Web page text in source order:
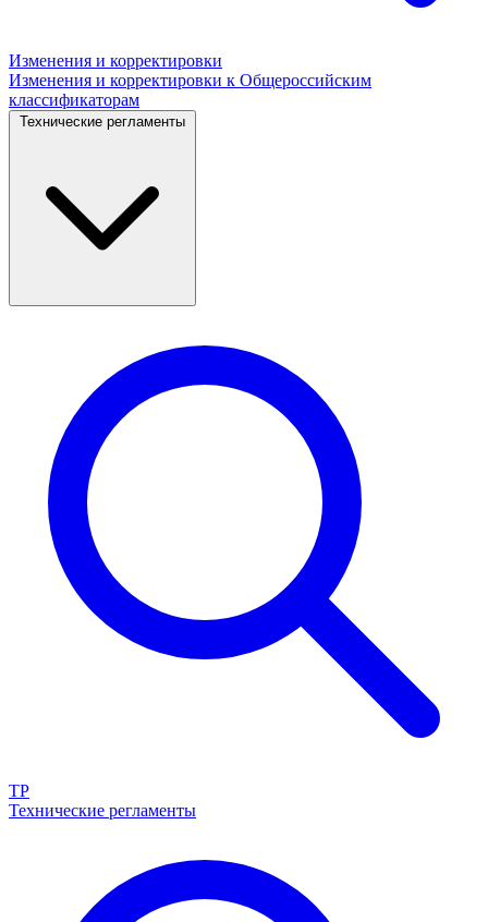
Изменения и корректировки
Изменения и корректировки к Общероссийским
классификаторам
Технические регламенты
ТР
Технические регламенты